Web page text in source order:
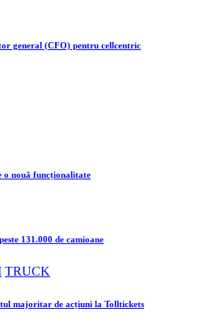
general (CFO) pentru cellcentric
o nouă funcționalitate
131.000 de camioane
TRUCK
majoritar de acțiuni la Tolltickets